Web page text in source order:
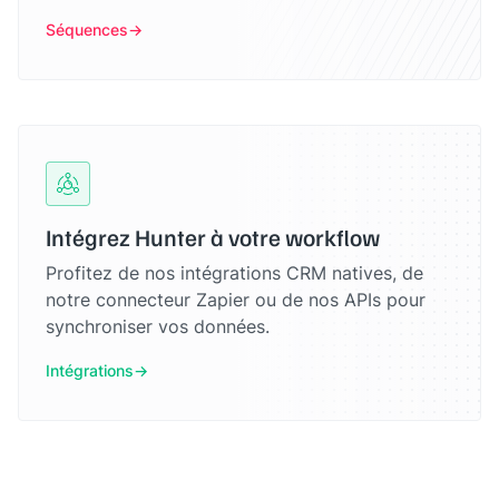
Séquences
Intégrez Hunter à votre workflow
Profitez de nos intégrations CRM natives, de
notre connecteur Zapier ou de nos APIs pour
synchroniser vos données.
Intégrations